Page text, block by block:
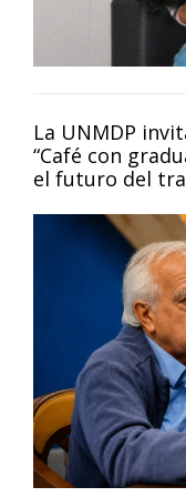
La UNMDP
“Café con
el futuro del